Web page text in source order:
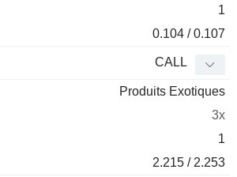
1
0.104 / 0.107
CALL
Produits Exotiques
3x
1
2.215 / 2.253